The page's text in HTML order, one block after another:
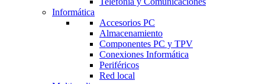
Informática
Accesorios PC
Almacenamiento
Componentes PC y TPV
Conexiones Informática
Periféricos
Red local